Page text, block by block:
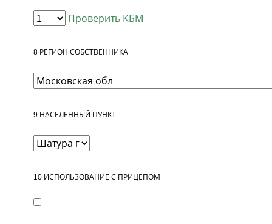
Проверить КБМ
8 РЕГИОН СОБСТВЕННИКА
9 НАСЕЛЕННЫЙ ПУНКТ
10 ИСПОЛЬЗОВАНИЕ С ПРИЦЕПОМ